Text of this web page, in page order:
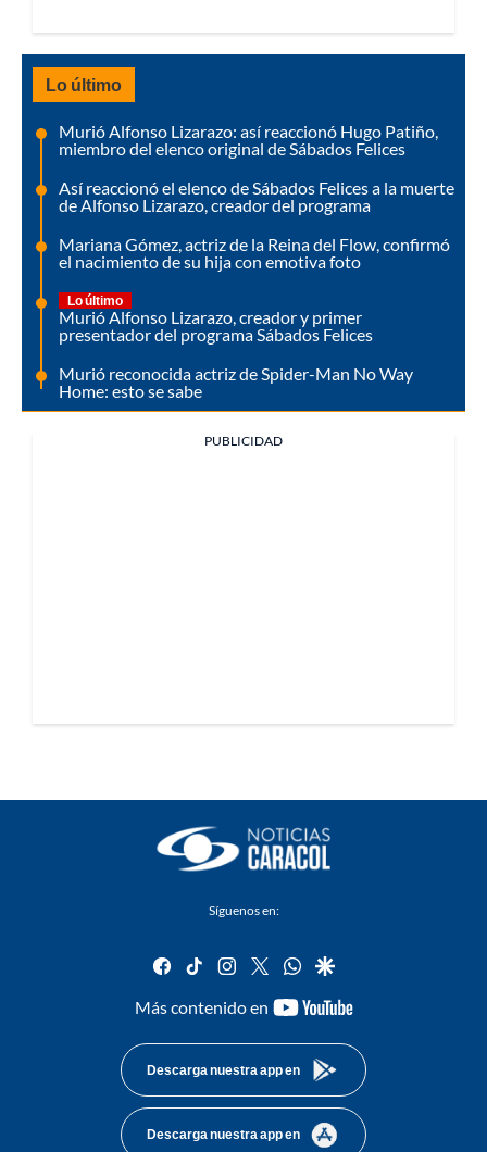
Lo último
Murió Alfonso Lizarazo: así reaccionó Hugo Patiño,
miembro del elenco original de Sábados Felices
Así reaccionó el elenco de Sábados Felices a la muerte
de Alfonso Lizarazo, creador del programa
Mariana Gómez, actriz de la Reina del Flow, confirmó
el nacimiento de su hija con emotiva foto
Lo último
Murió Alfonso Lizarazo, creador y primer
presentador del programa Sábados Felices
Murió reconocida actriz de Spider-Man No Way
Home: esto se sabe
PUBLICIDAD
Síguenos en:
facebook
tiktok instagram
twitterwhatsapp
google
Más contenido en
youtube-
Descarga nuestra app en
Descarga nuestra app en